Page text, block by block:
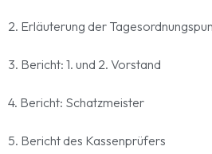
2. Erläuterung der
3. Bericht: 1. und 2. Vorstand
4. Bericht: Schatzmeister
5. Bericht des Kassenprüfers